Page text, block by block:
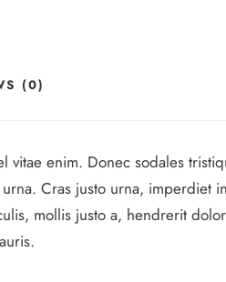
(0)
enim. Donec sodales
Cras justo urna, imperdiet
mollis justo a, hendrerit